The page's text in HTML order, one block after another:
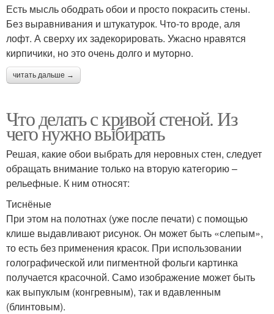
Есть мысль ободрать обои и просто покрасить стены.
Без выравнивания и штукатурок. Что-то вроде, аля
лофт. А сверху их задекорировать. Ужасно нравятся
кирпичики, но это очень долго и муторно.
читать дальше →
Что делать с кривой стеной. Из
чего нужно выбирать
Решая, какие обои выбрать для неровных стен, следует
обращать внимание только на вторую категорию –
рельефные. К ним относят:
Тиснёные
При этом на полотнах (уже после печати) с помощью
клише выдавливают рисунок. Он может быть «слепым»,
то есть без применения красок. При использовании
голографической или пигментной фольги картинка
получается красочной. Само изображение может быть
как выпуклым (конгревным), так и вдавленным
(блинтовым).